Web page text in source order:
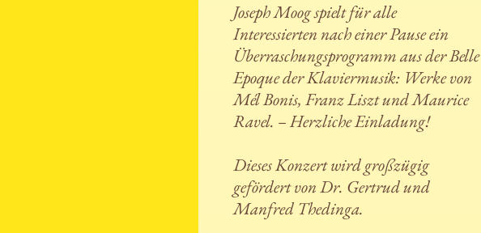
Joseph Moog spielt für alle
Interessierten nach einer Pause ein
Überraschungsprogramm aus der Belle
Epoque der Klaviermusik: Werke von
Mél Bonis, Franz Liszt und Maurice
Ravel. – Herzliche Einladung!
Dieses Konzert wird großzügig
gefördert von Dr. Gertrud und
Manfred Thedinga.